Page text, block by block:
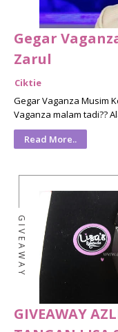
Gegar
Zarul
Ciktie
Gegar Vaganza Musim
Vaganza malam tadi??
Read More..
GIVEAWAY
GIVEAWAY